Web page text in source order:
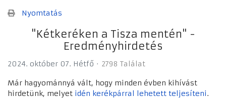
Nyomtatás
"Kétkeréken a Tisza mentén" -
Eredményhirdetés
2024. október 07. Hétfő 2798 Találat
Már hagyománnyá vált, hogy minden évben kihívást
hirdetünk, melyet idén kerékpárral lehetett teljesíteni.